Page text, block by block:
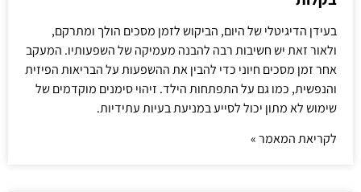
בעידן הדיגיטלי של היום, הביקוש לזמן מסכים הולך ומתרקם,
ולאור זאת יש חשיבות רבה להבנה מעמיקה של השפעותיו. המעקב
אחר זמן מסכים חיוני כדי להבין את ההשפעות על הבריאות הפיזית
והנפשית, כמו גם על התפתחות הילד. זיהוי סימנים מוקדמים של
שימוש לא מתון יכול לסייע במניעת בעיות עתידיות.
לקריאת המאמר »